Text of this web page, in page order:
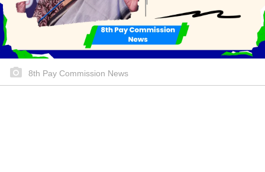
8th Pay Commission News